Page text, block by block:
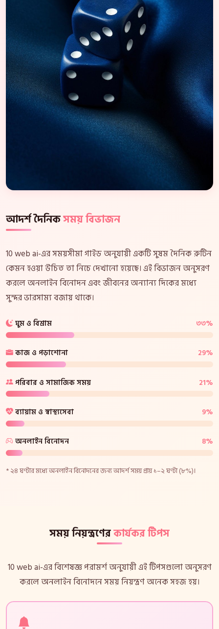
আদর্শ দৈনিকসময় বিভাজন
10 web ai-এর সময়সীমা গাইড অনুযায়ী একটি সুষম দৈনিক রুটিন
কেমন হওয়া উচিত তা নিচে দেখানো হয়েছে। এই বিভাজন অনুসরণ
করলে অনলাইন বিনোদন এবং জীবনের অন্যান্য দিকের মধ্যে
সুন্দর ভারসাম্য বজায় থাকে।
ঘুম ও বিশ্রাম ৩৩%
কাজ ও পড়াশোনা 29%
পরিবার ও সামাজিক সময় 21%
ব্যায়াম ও স্বাস্থ্যসেবা 9%
অনলাইন বিনোদন 8%
* ২৪ ঘণ্টার মধ্যে অনলাইন বিনোদনের জন্য আদর্শ সময় প্রায় ১–২ ঘণ্টা (৮%)।
সময় নিয়ন্ত্রণেরকার্যকর টিপস
10 web ai-এর বিশেষজ্ঞ পরামর্শ অনুযায়ী এই টিপসগুলো অনুসরণ
করলে অনলাইন বিনোদনে সময় নিয়ন্ত্রণ অনেক সহজ হয়।